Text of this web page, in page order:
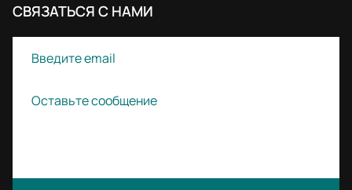
СВЯЗАТЬСЯ С НАМИ